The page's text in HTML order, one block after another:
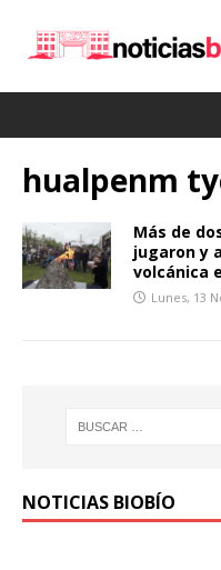
hualpenm
Más de
jugaron y
volcánica
Lunes, 13
NOTICIAS BIOBÍO